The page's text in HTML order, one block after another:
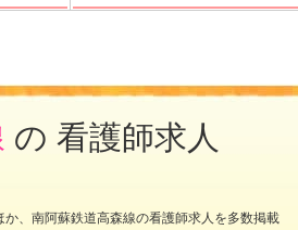
の 看護師求人
、南阿蘇鉄道高森線の看護師求人を多数掲載